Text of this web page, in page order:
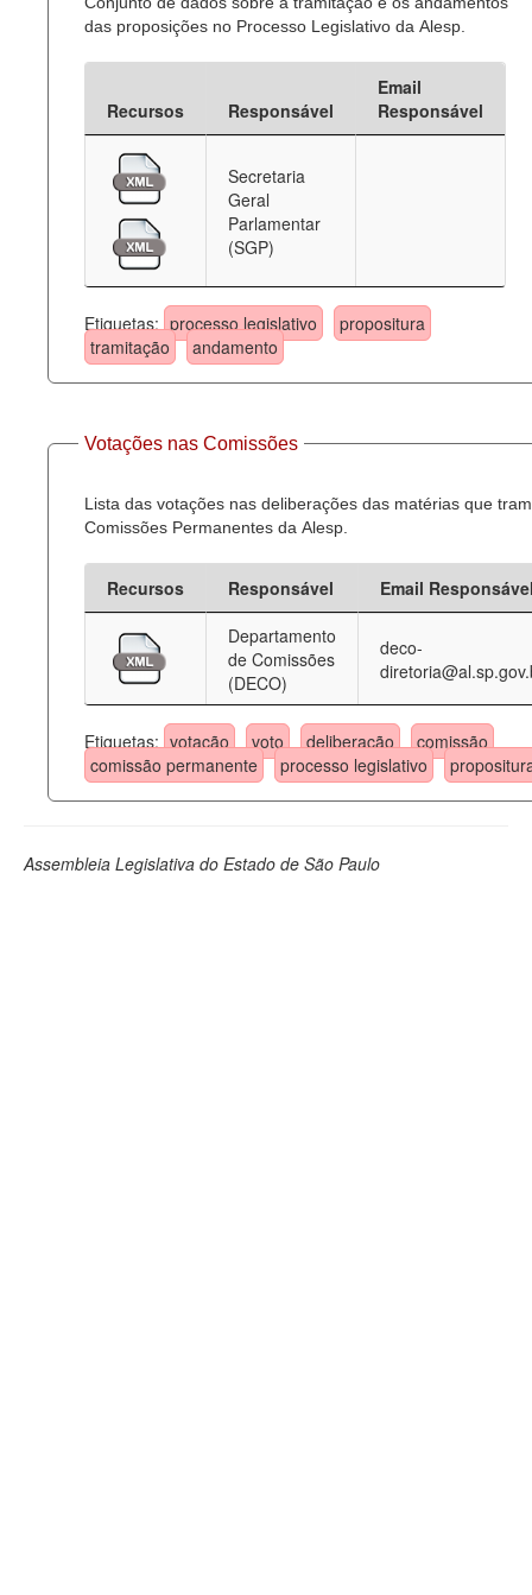
das proposições no Processo Legislativo da Alesp.
Recursos Responsável
Email
Responsável
Secretaria
Geral
Parlamentar
(SGP)
Etiquetas: processo legislativo
propositura
tramitação
andamento
Votações nas Comissões
Lista das votações nas deliberações das matérias que
Comissões Permanentes da Alesp.
Recursos Responsável
Email
Departamento
de Comissões
(DECO)
deco-
Etiquetas: votação voto deliberação
comissão
comissão permanente
processo legislativo
Assembleia Legislativa do Estado de São Paulo